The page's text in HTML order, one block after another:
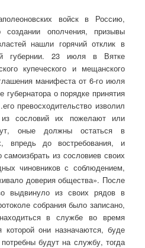
войск в Россию,
ополчения, призывы
нашли горячий отклик в
губернии. 23 июля в Вятке
купеческого и мещанского
манифеста от 6-го июля
о порядке принятия
превосходительство изволил
сословий их пожелают или
оные должны остаться в
впредь до востребования, и
из сословиев своих
чиновников с соблюдением,
доверия общества». После
выдвинуло из своих рядов в
собрания было записано,
в службе во время
они назначаются, буде
будут на службу, тогда